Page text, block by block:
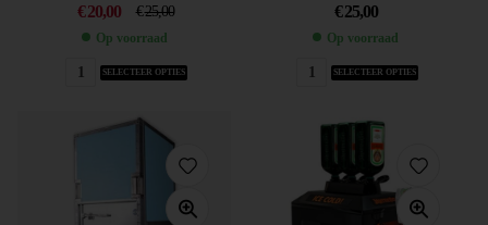
€25,00
€ 20,00
Op voorraad
SELECTEER OPTIES
€25,00
Op voorraad
SELECTEER OPTIES